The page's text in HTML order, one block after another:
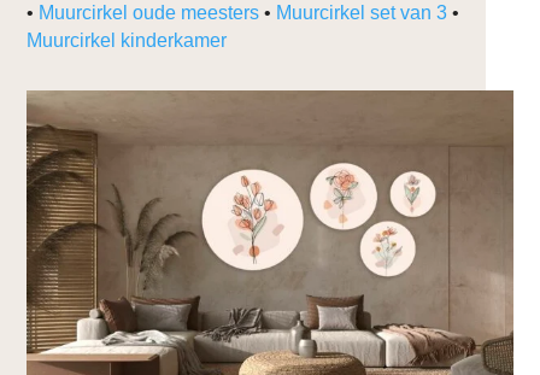
• Muurcirkel oude meesters • Muurcirkel set van 3 •
Muurcirkel kinderkamer